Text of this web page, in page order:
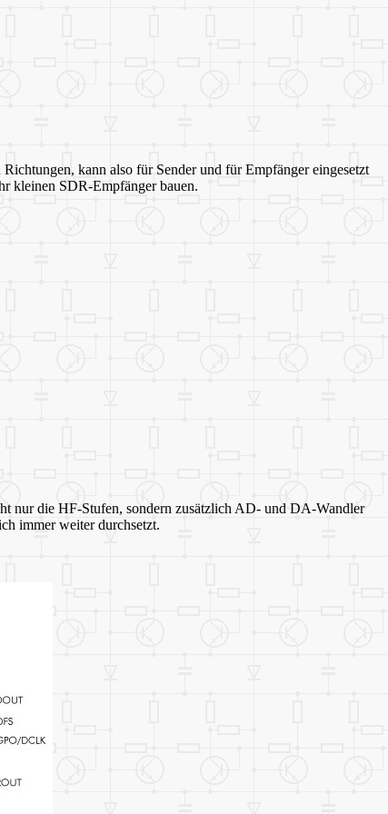
kann also für Sender und für Empfänger eingesetzt
kleinen SDR-Empfänger bauen.
nur die HF-Stufen, sondern zusätzlich AD- und DA-Wandler
immer weiter durchsetzt.